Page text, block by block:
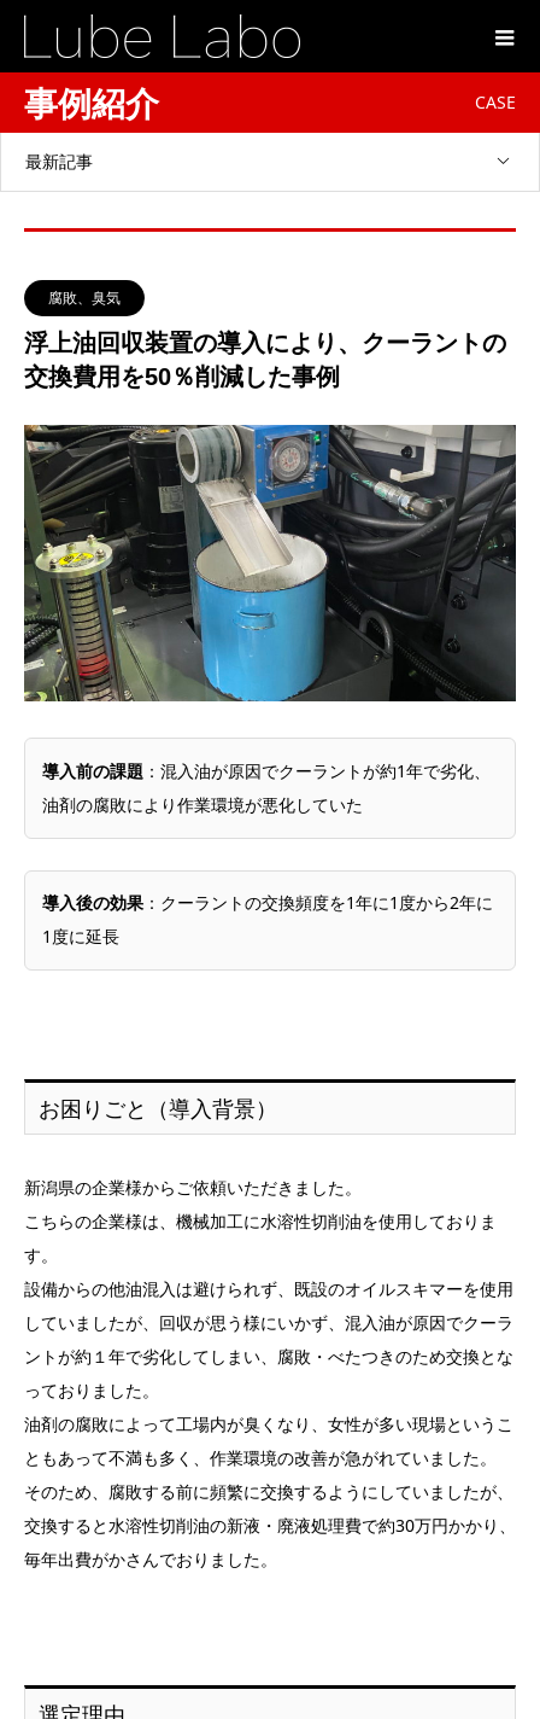
事例紹介 CASE
最新記事
腐敗、臭気
浮上油回収装置の導入により、クーラントの
交換費用を50％削減した事例
導入前の課題 ：混入油が原因でクーラントが約1年で劣化、
油剤の腐敗により作業環境が悪化していた
導入後の効果 ：クーラントの交換頻度を1年に1度から2年に
1度に延長
お困りごと（導入背景）
新潟県の企業様からご依頼いただきました。
こちらの企業様は、機械加工に水溶性切削油を使用しておりま
す。
設備からの他油混入は避けられず、既設のオイルスキマーを使用
していましたが、回収が思う様にいかず、混入油が原因でクーラ
ントが約１年で劣化してしまい、腐敗・べたつきのため交換とな
っておりました。
油剤の腐敗によって工場内が臭くなり、女性が多い現場というこ
ともあって不満も多く、作業環境の改善が急がれていました。
そのため、腐敗する前に頻繁に交換するようにしていましたが、
交換すると水溶性切削油の新液・廃液処理費で約30万円かかり、
毎年出費がかさんでおりました。